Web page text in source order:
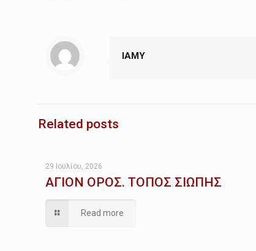
IAMY
Related posts
29 Ιουλίου, 2026
ΑΓΙΟΝ ΟΡΟΣ. ΤΟΠΟΣ ΣΙΩΠΗΣ
Read more